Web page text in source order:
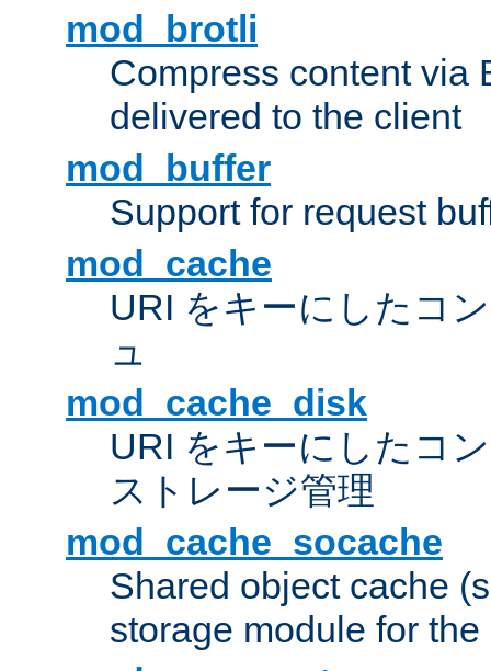
mod_brotli
Compress content via
delivered to the client
mod_buffer
Support for request
mod_cache
URI をキーにしたコ
ュ
mod_cache_disk
URI をキーにしたコ
ストレージ管理
mod_cache_socache
Shared object cache
storage module for